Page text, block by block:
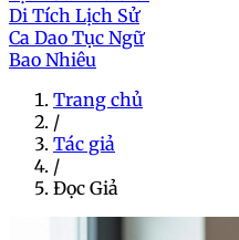
Di Tích Lịch Sử
Ca Dao Tục Ngữ
Bao Nhiêu
Trang chủ
/
Tác giả
/
Đọc Giả